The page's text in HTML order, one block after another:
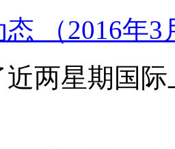
态 （2016年
两星期国